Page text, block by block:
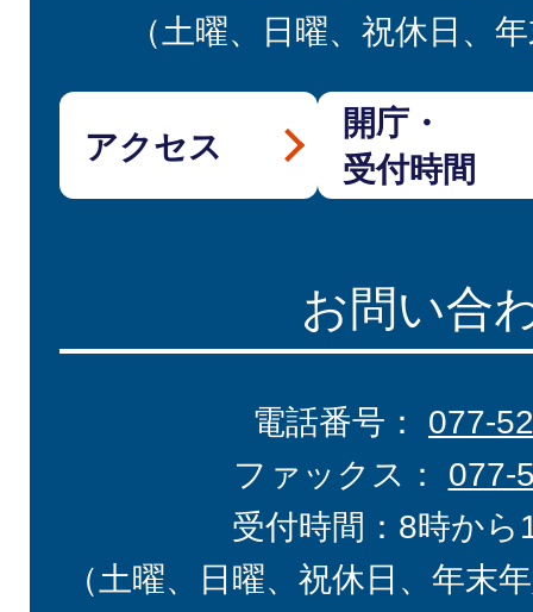
（土曜、日曜、祝休日、
アクセス
開庁・
受付時間
お問い合
電話番号： 077-
ファックス： 077-
受付時間：8時から
（土曜、日曜、祝休日、年末